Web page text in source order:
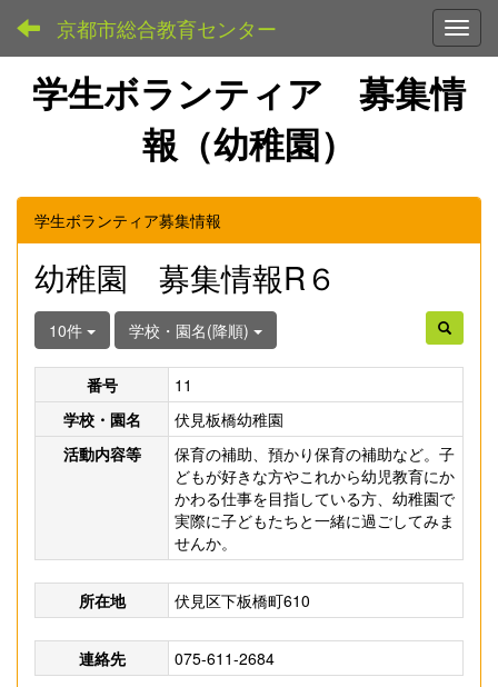
京都市総合教育センター
学生ボランティア 募集情
報（幼稚園）
学生ボランティア募集情報
幼稚園 募集情報R６
10件 学校・園名(降順)
番号
11
学校・園名
伏見板橋幼稚園
活動内容等
保育の補助、預かり保育の補助など。子
どもが好きな方やこれから幼児教育にか
かわる仕事を目指している方、幼稚園で
実際に子どもたちと一緒に過ごしてみま
せんか。
所在地 伏見区下板橋町610
連絡先 075-611-2684